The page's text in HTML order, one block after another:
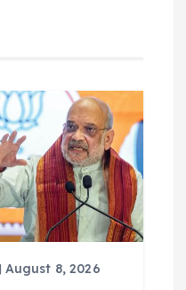
August 8, 2026